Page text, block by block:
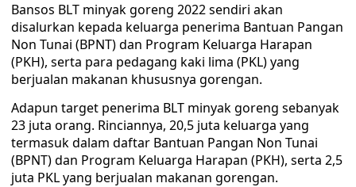
Bansos BLT minyak goreng 2022 sendiri akan
disalurkan kepada keluarga penerima Bantuan Pangan
Non Tunai (BPNT) dan Program Keluarga Harapan
(PKH), serta para pedagang kaki lima (PKL) yang
berjualan makanan khususnya gorengan.
Adapun target penerima BLT minyak goreng sebanyak
23 juta orang. Rinciannya, 20,5 juta keluarga yang
termasuk dalam daftar Bantuan Pangan Non Tunai
(BPNT) dan Program Keluarga Harapan (PKH), serta 2,5
juta PKL yang berjualan makanan gorengan.